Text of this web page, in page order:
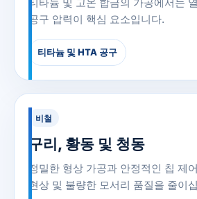
공구 압력이 핵심 요소입니다.
티타늄 및 HTA 공구
비철
구리, 황동 및 청동
정밀한 형상 가공과 안정적인 칩 제
현상 및 불량한 모서리 품질을 줄이